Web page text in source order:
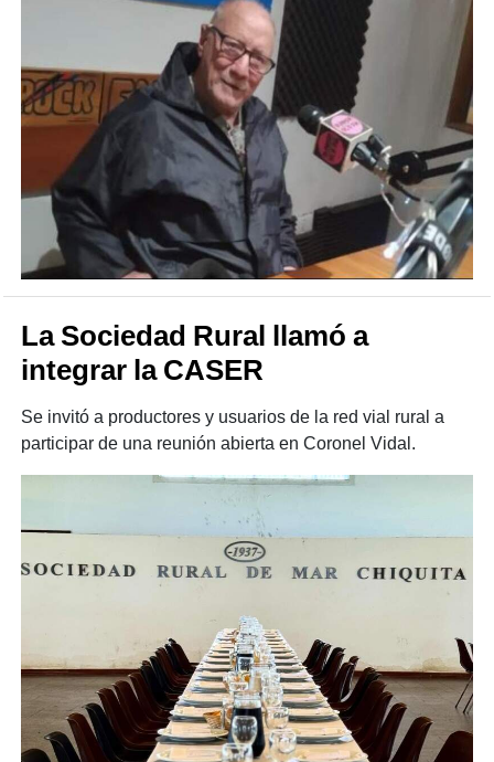
La Sociedad Rural llamó a
integrar la CASER
Se invitó a productores y usuarios de la red vial rural a
participar de una reunión abierta en Coronel Vidal.